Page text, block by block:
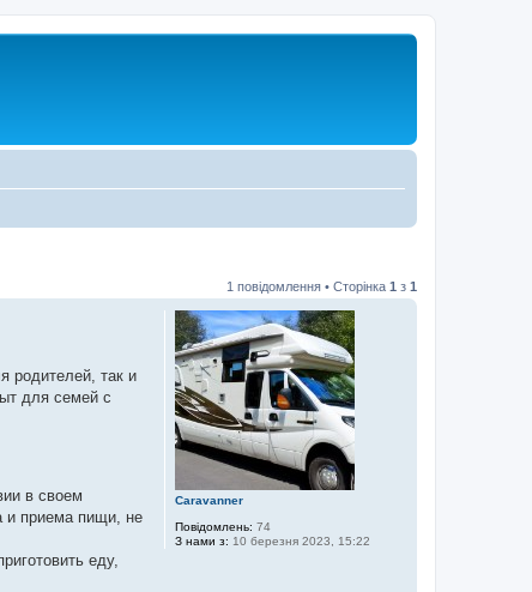
1 повідомлення • Сторінка 1 з 1
Caravanner
Повідомлень: 74
З нами з: 10 березня 2023, 15:22
родителей, так и
для семей с
в своем
и приема пищи, не
еду,